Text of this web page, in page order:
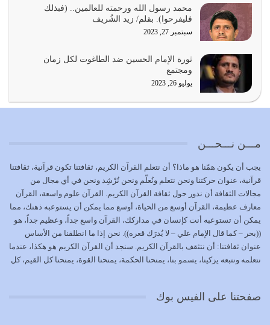
كل زمان…
يوليو 19, 2026
تتحقق الحقوق للجميع
يوليو 18, 2026
بعض صفات المتقين {الصَّابِرِينَ وَالصَّادِقِينَ وَالْقَانِتِينَ
وبين الله يترتب عليه النصر…
يوليو 16, 2026
إما أن نحاول أن نكون من أولياء الله فيتم على أيدينا ضرب
أعدائه أو لا نكون فنُضرب من…
يوليو 15, 2026
عدم الاستفادة من الأحداث والمتغيرات يعرض الإنسان للمزالق
محمد رسول الله ورحمته للعالمين.. (فبذلك
فليفرحوا). بقلم/ زيد الشُريف
سبتمبر 27, 2023
ثورة الإمام الحسين ضد الطاغوت لكل زمان
ومجتمع
يوليو 26, 2023
مـــن نـــحـــن
يجب أن يكون همّنا هو ماذا؟ أن نتعلم القرآن الكريم، ثقافتنا تكون قرآنية، ثقافتنا
قرآنية، عنوان حركتنا ونحن نتعلم ونُعلّم ونحن نُرْشِد ونحن في أي مجال من
مجالات الثقافة أن ندور حول ثقافة القرآن الكريم. القرآن علوم واسعة، القرآن
معارف عظيمة، القرآن أوسع من الحياة، أوسع مما يمكن أن يستوعبه ذهنك، مما
يمكن أن تستوعبه أنت كإنسان في مداركك، القرآن واسع جداً، وعظيم جداً، هو
((بحر – كما قال الإمام علي – لا يُدرَك قعره)). نحن إذا ما انطلقنا من الأساس
عنوان ثقافتنا: أن نتثقف بالقرآن الكريم. سنجد أن القرآن الكريم هو هكذا، عندما
نتعلمه ونتبعه يزكينا، يسمو بنا، يمنحنا الحكمة، يمنحنا القوة، يمنحنا كل القيم، كل
بمستوى أن نثقف الآخرين بالقرآن الكريم، وأن نتثقف بثقافة القرآن الكريم
صفحتنا على الفيس بوك